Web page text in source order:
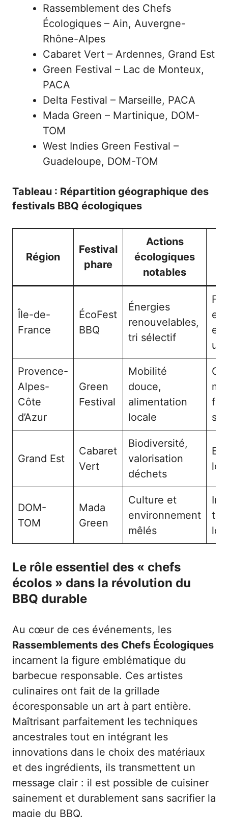
Rassemblement des Chefs
Écologiques – Ain, Auvergne-
Rhône-Alpes
Cabaret Vert – Ardennes, Grand Est
Green Festival – Lac de Monteux,
PACA
Delta Festival – Marseille, PACA
Mada Green – Martinique, DOM-
TOM
West Indies Green Festival –
Guadeloupe, DOM-TOM
Tableau : Répartition géographique des
festivals BBQ écologiques
Région
Festival
phare
Actions
écologiques
notables
Île-de-
France
ÉcoFest
BBQ
Énergies
renouvelables,
tri sélectif
et
Provence-
Alpes-
Côte
d’Azur
Green
Festival
Mobilité
douce,
alimentation
locale
Grand Est
Cabaret
Vert
Biodiversité,
valorisation
déchets
DOM-
TOM
Mada
Green
Culture et
environnement
mêlés
Le rôle essentiel des « chefs
écolos » dans la révolution du
BBQ durable
Au cœur de ces événements, les
Rassemblements des Chefs Écologiques
incarnent la figure emblématique du
barbecue responsable. Ces artistes
culinaires ont fait de la grillade
écoresponsable un art à part entière.
Maîtrisant parfaitement les techniques
ancestrales tout en intégrant les
innovations dans le choix des matériaux
et des ingrédients, ils transmettent un
message clair : il est possible de cuisiner
sainement et durablement sans sacrifier la
magie du BBQ.